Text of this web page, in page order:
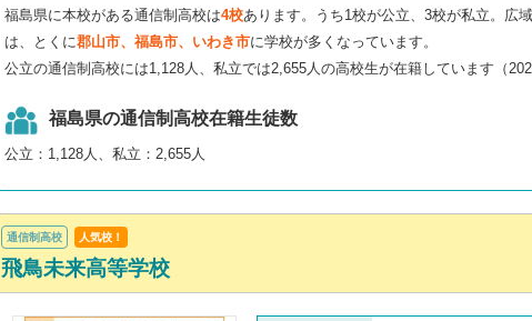
福島県に本校がある通信制高校は4校あります。うち1校が公立、3校が私立。広
は、とくに郡山市、福島市、いわき市に学校が多くなっています。
公立の通信制高校には1,128人、私立では2,655人の高校生が在籍しています（
福島県の通信制高校在籍生徒数
公立：1,128人、私立：2,655人
通信制高校 人気校！
飛鳥未来高等学校